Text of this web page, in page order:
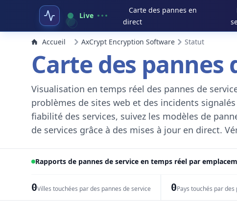
Live
Carte des pannes en
direct
Accueil AxCrypt Encryption Software Statut
Carte des pannes
Visualisation en temps réel des pannes de
problèmes de sites web et des incidents
fiabilité des services, suivez les modèles de
de services grâce à des mises à jour en direct.
Rapports de pannes de service en temps réel par
0Villes touchées par des pannes de service 0Pays touchés par